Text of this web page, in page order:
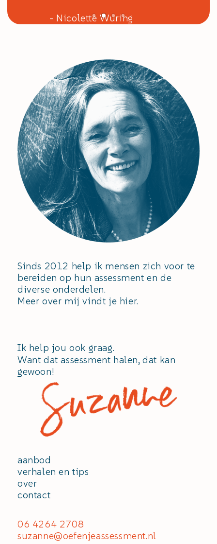
- Nicolette Wuring
Sinds 2012 help ik mensen zich voor te
bereiden op hun assessment en de
diverse onderdelen.
Meer over mij vindt je hier.
Ik help jou ook graag.
Want dat assessment halen, dat kan
gewoon!
aanbod
verhalen en tips
over
contact
06 4264 2708
suzanne@oefenjeassessment.nl